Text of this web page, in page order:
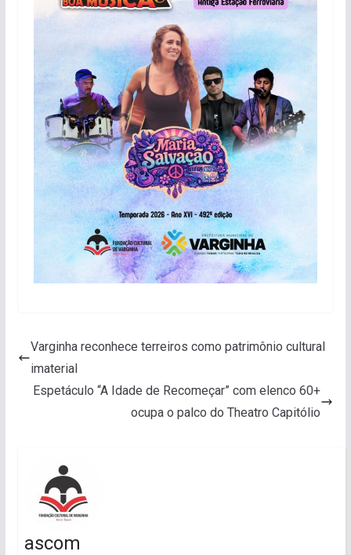
Varginha reconhece terreiros como patrimônio cultural
imaterial
Espetáculo “A Idade de Recomeçar” com elenco 60+
ocupa o palco do Theatro Capitólio
ascom